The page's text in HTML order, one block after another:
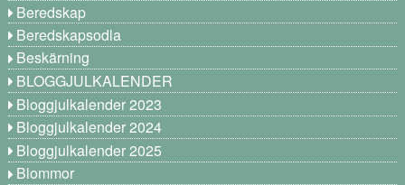
Beredskap
Beredskapsodla
Beskärning
BLOGGJULKALENDER
Bloggjulkalender 2023
Bloggjulkalender 2024
Bloggjulkalender 2025
Blommor